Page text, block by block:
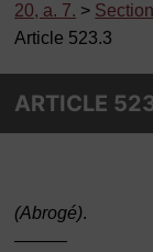
20, a. 7. >
Article 523.3
ARTICLE
(Abrogé).
———